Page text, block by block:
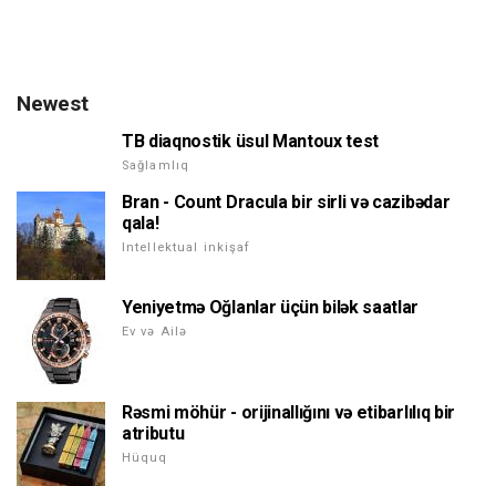
Newest
TB diaqnostik üsul Mantoux test
Sağlamlıq
Bran - Count Dracula bir sirli və cazibədar
qala!
Intellektual inkişaf
Yeniyetmə Oğlanlar üçün bilək saatlar
Ev və Ailə
Rəsmi möhür - orijinallığını və etibarlılıq bir
atributu
Hüquq